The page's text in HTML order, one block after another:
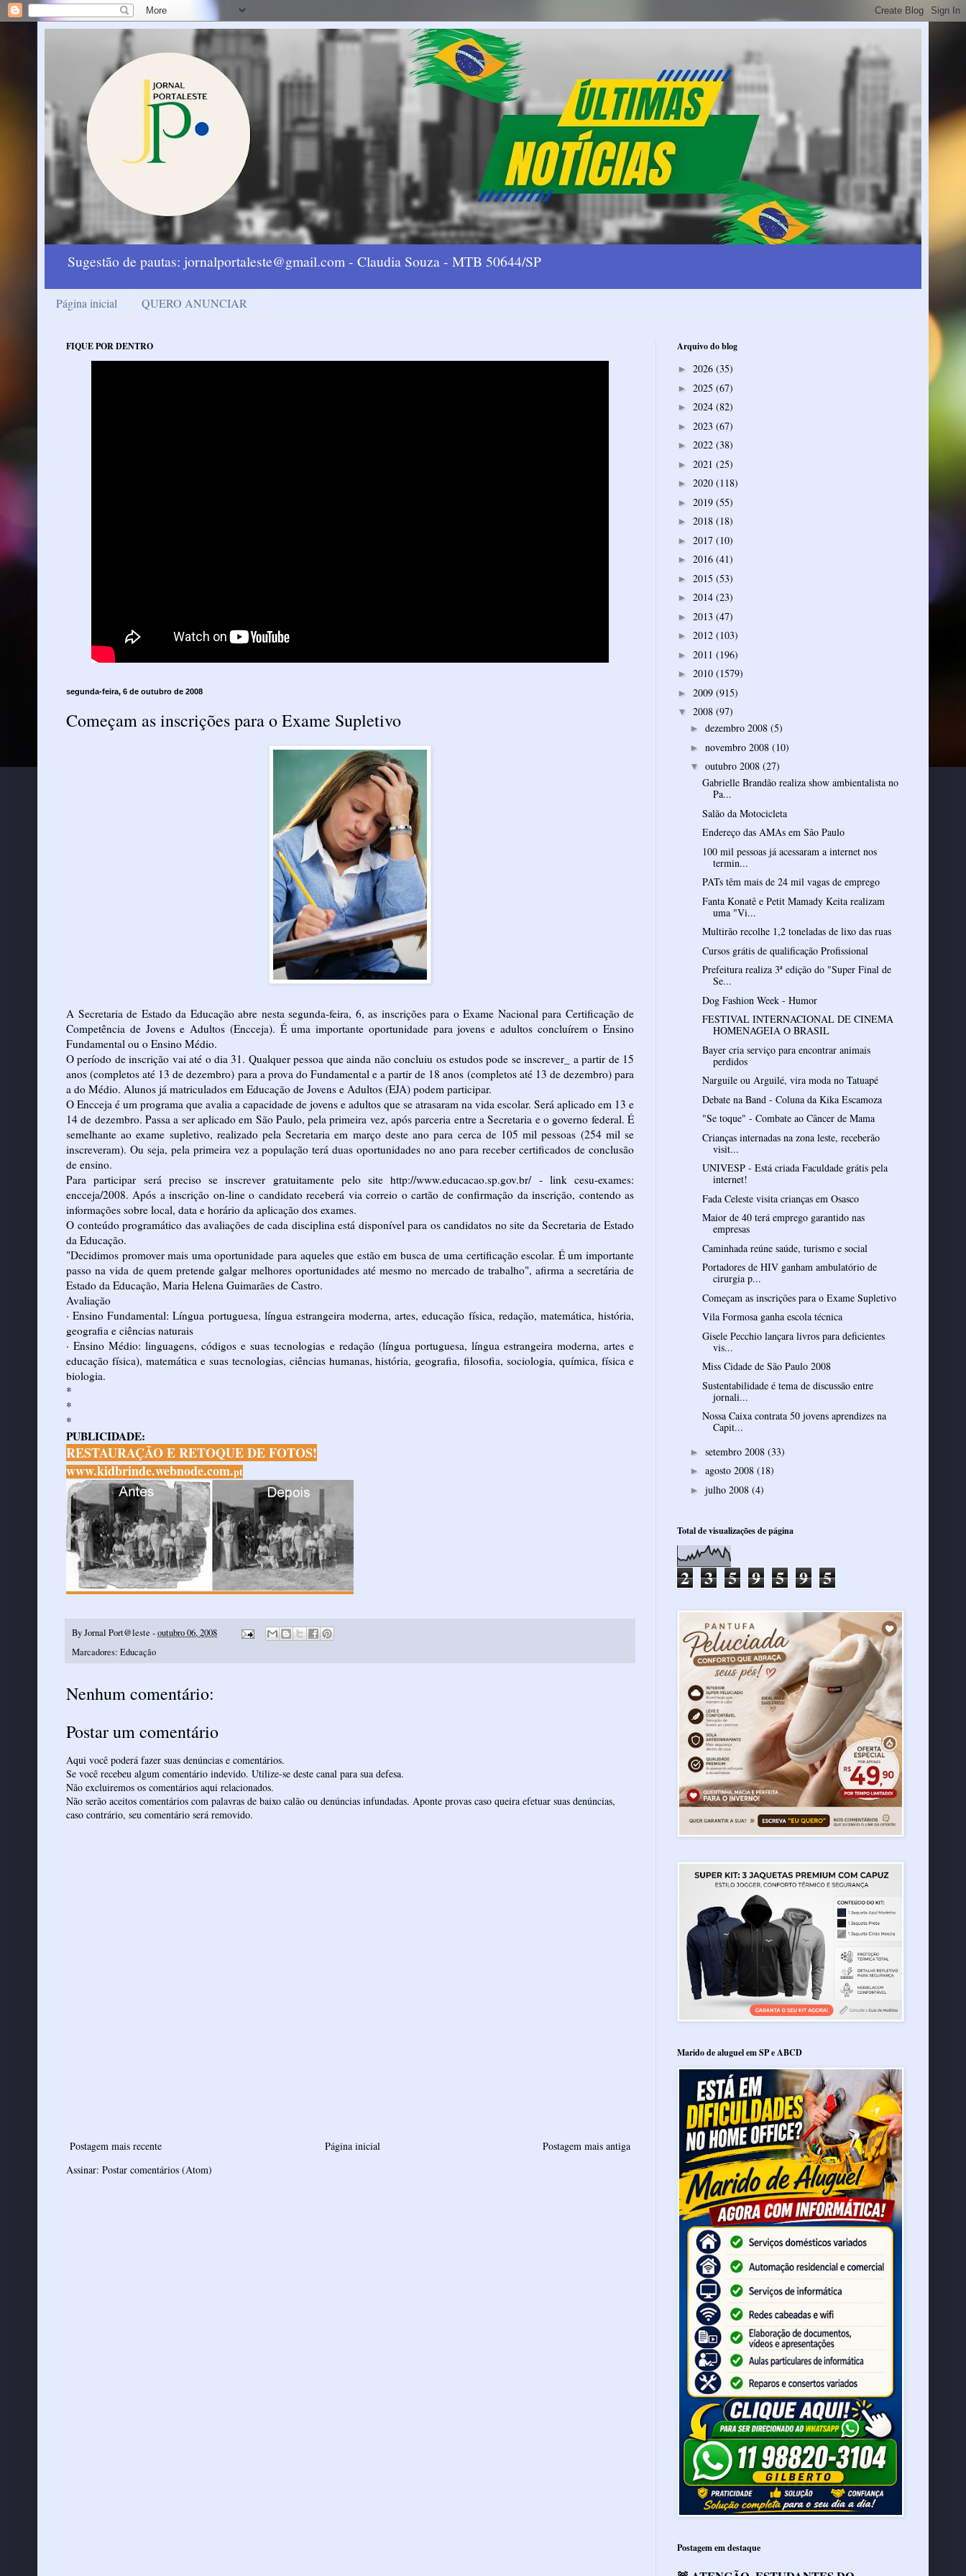
Sugestão de pautas: jornalportaleste@gmail.com - Claudia Souza - MTB 50644/SP
Página inicial QUERO ANUNCIAR
FIQUE POR DENTRO
segunda-feira, 6 de outubro de 2008
Começam as inscrições para o Exame Supletivo
A Secretaria de Estado da Educação abre nesta segunda-feira, 6, as inscrições para o Exame Nacional para Certificação de
Competência de Jovens e Adultos (Encceja). É uma importante oportunidade para jovens e adultos concluírem o Ensino
Fundamental ou o Ensino Médio.
O período de inscrição vai até o dia 31. Qualquer pessoa que ainda não concluiu os estudos pode se inscrever_ a partir de 15
anos (completos até 13 de dezembro) para a prova do Fundamental e a partir de 18 anos (completos até 13 de dezembro) para
a do Médio. Alunos já matriculados em Educação de Jovens e Adultos (EJA) podem participar.
O Encceja é um programa que avalia a capacidade de jovens e adultos que se atrasaram na vida escolar. Será aplicado em 13 e
14 de dezembro. Passa a ser aplicado em São Paulo, pela primeira vez, após parceria entre a Secretaria e o governo federal. É
semelhante ao exame supletivo, realizado pela Secretaria em março deste ano para cerca de 105 mil pessoas (254 mil se
inscreveram). Ou seja, pela primeira vez a população terá duas oportunidades no ano para receber certificados de conclusão
de ensino.
Para participar será preciso se inscrever gratuitamente pelo sitehttp://www.educacao.sp.gov.br/- link cesu-exames:
encceja/2008. Após a inscrição on-line o candidato receberá via correio o cartão de confirmação da inscrição, contendo as
informações sobre local, data e horário da aplicação dos exames.
O conteúdo programático das avaliações de cada disciplina está disponível para os candidatos no site da Secretaria de Estado
da Educação.
"Decidimos promover mais uma oportunidade para aqueles que estão em busca de uma certificação escolar. É um importante
passo na vida de quem pretende galgar melhores oportunidades até mesmo no mercado de trabalho", afirma a secretária de
Estado da Educação, Maria Helena Guimarães de Castro.
Avaliação
· Ensino Fundamental: Língua portuguesa, língua estrangeira moderna, artes, educação física, redação, matemática, história,
geografia e ciências naturais
· Ensino Médio: linguagens, códigos e suas tecnologias e redação (língua portuguesa, língua estrangeira moderna, artes e
educação física), matemática e suas tecnologias, ciências humanas, história, geografia, filosofia, sociologia, química, física e
biologia.
*
*
*
PUBLICIDADE:
RESTAURAÇÃO E RETOQUE DE FOTOS!
www.kidbrinde.webnode.com.pt
ByJornal Port@leste -outubro 06, 2008
Marcadores: Educação
Nenhum comentário:
Postar um comentário
Aqui você poderá fazer suas denúncias e comentários.
Se você recebeu algum comentário indevido. Utilize-se deste canal para sua defesa.
Não excluiremos os comentários aqui relacionados.
Não serão aceitos comentários com palavras de baixo calão ou denúncias infundadas. Aponte provas caso queira efetuar suas denúncias,
caso contrário, seu comentário será removido.
Postagem mais recente Postagem mais antiga
Página inicial
Assinar: Postar comentários (Atom)
Arquivo do blog
► 2026 (35)
► 2025 (67)
► 2024 (82)
► 2023 (67)
► 2022 (38)
► 2021 (25)
► 2020 (118)
► 2019 (55)
► 2018 (18)
► 2017 (10)
► 2016 (41)
► 2015 (53)
► 2014 (23)
► 2013 (47)
► 2012 (103)
► 2011 (196)
► 2010 (1579)
► 2009 (915)
▼ 2008 (97)
► dezembro 2008 (5)
► novembro 2008 (10)
▼ outubro 2008 (27)
Gabrielle Brandão realiza show ambientalista no
Pa...
Salão da Motocicleta
Endereço das AMAs em São Paulo
100 mil pessoas já acessaram a internet nos
termin...
PATs têm mais de 24 mil vagas de emprego
Fanta Konatê e Petit Mamady Keita realizam
uma "Vi...
Multirão recolhe 1,2 toneladas de lixo das ruas
Cursos grátis de qualificação Profissional
Prefeitura realiza 3ª edição do "Super Final de
Se...
Dog Fashion Week - Humor
FESTIVAL INTERNACIONAL DE CINEMA
HOMENAGEIA O BRASIL
Bayer cria serviço para encontrar animais
perdidos
Narguile ou Arguilé, vira moda no Tatuapé
Debate na Band - Coluna da Kika Escamoza
"Se toque" - Combate ao Câncer de Mama
Crianças internadas na zona leste, receberão
visit...
UNIVESP - Está criada Faculdade grátis pela
internet!
Fada Celeste visita crianças em Osasco
Maior de 40 terá emprego garantido nas
empresas
Caminhada reúne saúde, turismo e social
Portadores de HIV ganham ambulatório de
cirurgia p...
Começam as inscrições para o Exame Supletivo
Vila Formosa ganha escola técnica
Gisele Pecchio lançara livros para deficientes
vis...
Miss Cidade de São Paulo 2008
Sustentabilidade é tema de discussão entre
jornali...
Nossa Caixa contrata 50 jovens aprendizes na
Capit...
► setembro 2008 (33)
► agosto 2008 (18)
► julho 2008 (4)
Total de visualizações de página
2 3 5 9 5 9 5
Marido de aluguel em SP e ABCD
Postagem em destaque